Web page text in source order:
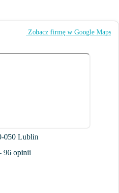
️ Zobacz firmę w Google Maps
050 Lublin
opinii